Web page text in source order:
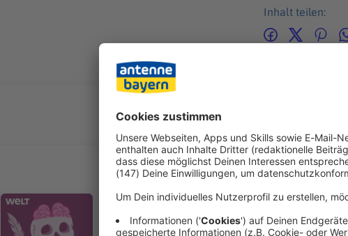
Inhalt teilen:
Audiotitel - Wie wurde der Kreml zu Russlands Schaltzentrale der
Wie wurde der Kreml zu Russlands
Er ist das Symbol des russischen
Kreml“ eigentlich genau? Wie aus einer
darum dreht sich diese Folge von „Aha!
nicht einfach kaufen kann: Die Birkin Bag. "Aha! History – Zehn Minuten Geschichte" ist der neue History-